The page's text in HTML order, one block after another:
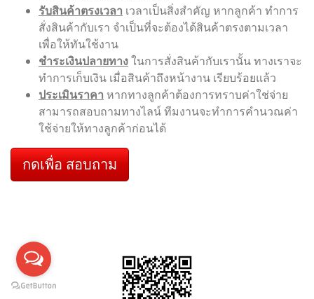
รับสินค้าตรงเวลา เวลาเป็นสิ่งสำคัญ หากลูกค้า ทำการ
สั่งสินค้ากับเรา จำเป็นที่จะต้องได้สินค้าตรงตามเวลา
เพื่อให้ทันใช้งาน
ชำระเงินปลายทางในการสั่งสินค้ากับเรานั้น ทางเราจะ
ทำการเก็บเงิน เมื่อสินค้าถึงหน้างาน เรียบร้อยแล้ว
ประเมินราคา หากทางลูกค้าต้องการทราบค่าใช่จ่าย
สามารถสอบถามทางไลน์ ทีมงานจะทำการคำนวณค่า
ใช้จ่ายให้ทางลูกค้าก่อนได้
กดเพื่อ สอบถาม